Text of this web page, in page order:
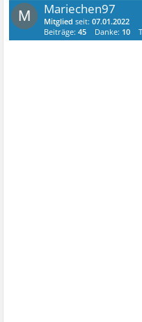
M Mariechen97
Mitglied seit:07.01.2022
Beiträge:45 Danke: 10